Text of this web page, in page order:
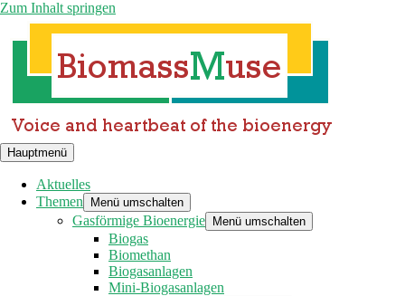
Zum Inhalt springen
Hauptmenü
Aktuelles
Themen
Menü umschalten
Gasförmige Bioenergie Menü umschalten
Biogas
Biomethan
Biogasanlagen
Mini-Biogasanlagen